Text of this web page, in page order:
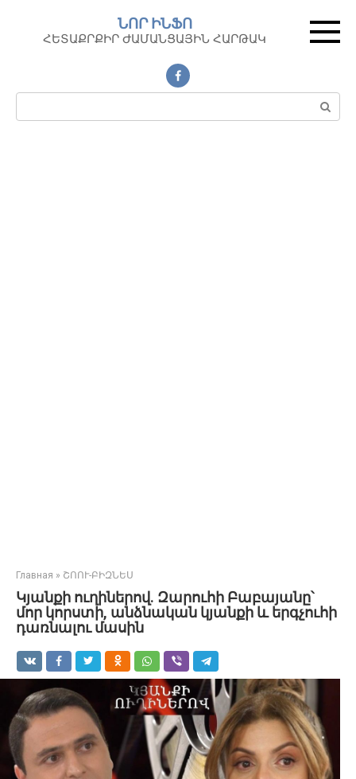
контенту
ՆՈՐ ԻՆՖՈ
ՀԵՏԱՔՐՔԻՐ ԺԱՄԱՆՑԱՅԻՆ ՀԱՐԹԱԿ
Поиск:
Главная » ՇՈՈՒ-ԲԻԶՆԵՍ
Կյանքի ուղիներով. Զարուհի Բաբայանը՝
մոր կորստի, անձնական կյանքի և երգչուհի
դառնալու մասին